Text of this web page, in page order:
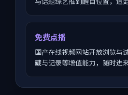
免费点播
国产在线视频网站开放浏览与
藏与记录等增值能力，随时进